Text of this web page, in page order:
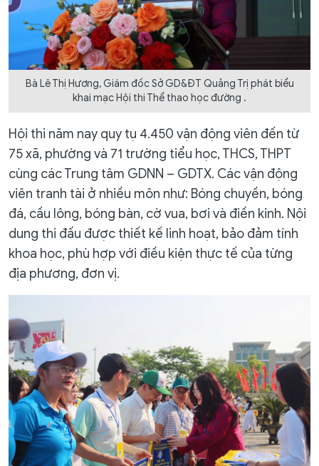
Bà Lê Thị Hương, Giám đốc Sở GD&ĐT Quảng Trị phát biểu
khai mạc Hội thi Thể thao học đường .
Hội thi năm nay quy tụ 4.450 vận động viên đến từ
75 xã, phường và 71 trường tiểu học, THCS, THPT
cùng các Trung tâm GDNN – GDTX. Các vận động
viên tranh tài ở nhiều môn như: Bóng chuyền, bóng
đá, cầu lông, bóng bàn, cờ vua, bơi và điền kinh. Nội
dung thi đấu được thiết kế linh hoạt, bảo đảm tính
khoa học, phù hợp với điều kiện thực tế của từng
địa phương, đơn vị.